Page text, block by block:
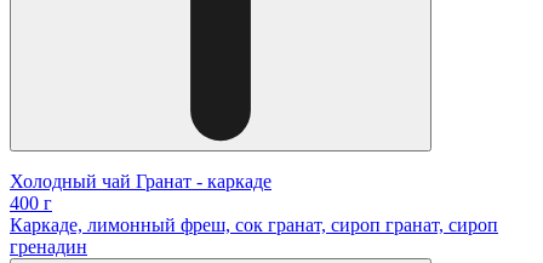
Холодный чай Гранат - каркаде
400 г
Каркаде, лимонный фреш, сок гранат, сироп гранат, сироп
гренадин